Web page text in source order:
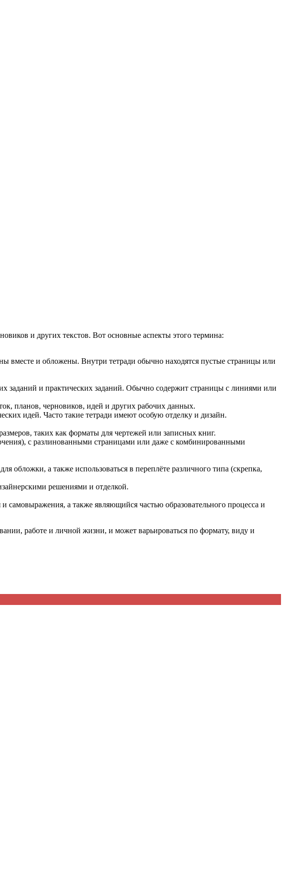
и других текстов. Вот основные аспекты этого термина:
вместе и обложены. Внутри тетради обычно находятся пустые страницы или
заданий и практических заданий. Обычно содержит страницы с линиями или
планов, черновиков, идей и других рабочих данных.
идей. Часто такие тетради имеют особую отделку и дизайн.
таких как форматы для чертежей или записных книг.
с разлинованными страницами или даже с комбинированными
обложки, а также использоваться в переплёте различного типа (скрепка,
решениями и отделкой.
самовыражения, а также являющийся частью образовательного процесса и
работе и личной жизни, и может варьироваться по формату, виду и